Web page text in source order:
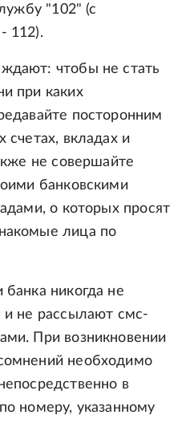
"102" (с
112).
чтобы не стать
при каких
посторонним
счетах, вкладах и
не совершайте
банковскими
о которых просят
лица по
никогда не
и не рассылают смс-
При возникновении
необходимо
в
номеру, указанному